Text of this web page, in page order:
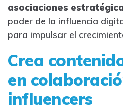
asociaciones
poder de la influencia
para impulsar el
Crea
en
influencers